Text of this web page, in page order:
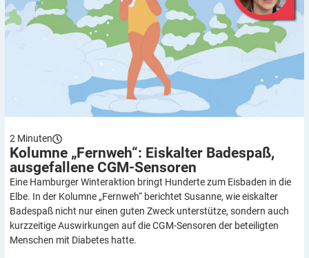
2 Minuten
Kolumne „Fernweh“: Eiskalter Badespaß,
ausgefallene CGM-Sensoren
Eine Hamburger Winteraktion bringt Hunderte zum Eisbaden in die
Elbe. In der Kolumne „Fernweh“ berichtet Susanne, wie eiskalter
Badespaß nicht nur einen guten Zweck unterstütze, sondern auch
kurzzeitige Auswirkungen auf die CGM-Sensoren der beteiligten
Menschen mit Diabetes hatte.